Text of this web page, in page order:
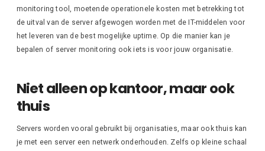
monitoring tool, moetende operationele kosten met betrekking tot
de uitval van de server afgewogen worden met de IT-middelen voor
het leveren van de best mogelijke uptime. Op die manier kan je
bepalen of server monitoring ook iets is voor jouw organisatie.
Niet alleen op kantoor, maar ook
thuis
Servers worden vooral gebruikt bij organisaties, maar ook thuis kan
je met een server een netwerk onderhouden. Zelfs op kleine schaal